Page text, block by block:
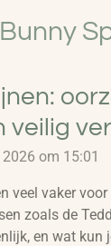
Bunny
veilig
om 15:01
veel vaker voor
zoals de
en wat kun